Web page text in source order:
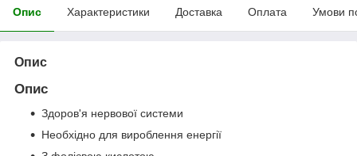
Опис Характеристики Доставка Оплата Умови
Опис
Опис
Здоров'я нервової системи
Необхідно для вироблення енергії